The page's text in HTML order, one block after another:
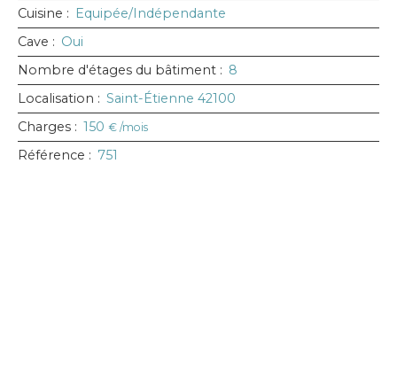
Cuisine : Equipée/Indépendante
Cave : Oui
Nombre d'étages du bâtiment : 8
Localisation : Saint-Étienne 42100
Charges : 150 € /mois
Référence : 751